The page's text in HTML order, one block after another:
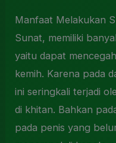
Manfaat Melakukan
Sunat, memiliki
yaitu dapat
kemih. Karena pada
ini seringkali terjadi
di khitan. Bahkan
pada penis yang